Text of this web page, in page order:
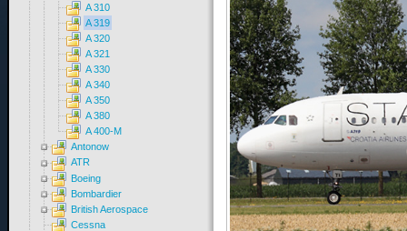
A 310
A 319
A 320
A 321
A 330
A 340
A 350
A 380
A 400-M
Antonow
ATR
Boeing
Bombardier
British Aerospace
Cessna